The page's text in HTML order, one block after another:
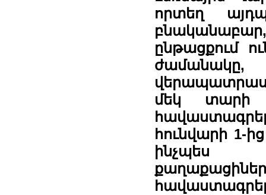
որտեղ
ընթացքում
ժամանակը,
մեկ տարի
հունվարի 1-
ինչպես